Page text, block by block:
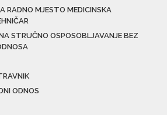
RADNO MJESTO MEDICINSKA
STRUČNO OSPOSOBLJAVANJE BEZ
ODNOS